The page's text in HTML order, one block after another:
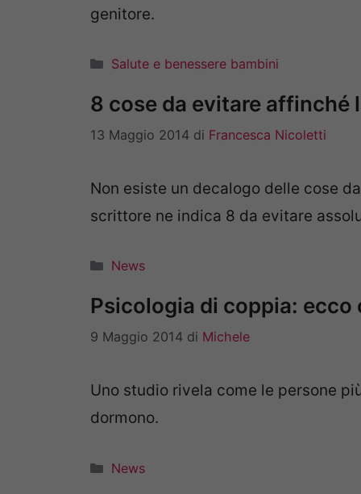
genitore.
Categorie
Salute e benessere bambini
8 cose da evitare affinché
13 Maggio 2014 di Francesca Nicoletti
Non esiste un decalogo delle cose
scrittore ne indica 8 da evitare
Categorie
News
Psicologia di coppia:
9 Maggio 2014 di Michele
Uno studio rivela come le persone
dormono.
Categorie
News